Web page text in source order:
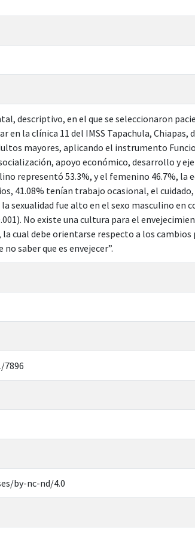
descriptivo, en el que se seleccionaron
en la clínica 11 del IMSS Tapachula,
mayores, aplicando el instrumento
apoyo económico, desarrollo y
representó 53.3%, y el femenino 46.7%, la
41.08% tenían trabajo ocasional, el
sexualidad fue alto en el sexo masculino en
No existe una cultura para el
cual debe orientarse respecto a los cambios
saber que es envejecer”.
7896
by-nc-nd/4.0